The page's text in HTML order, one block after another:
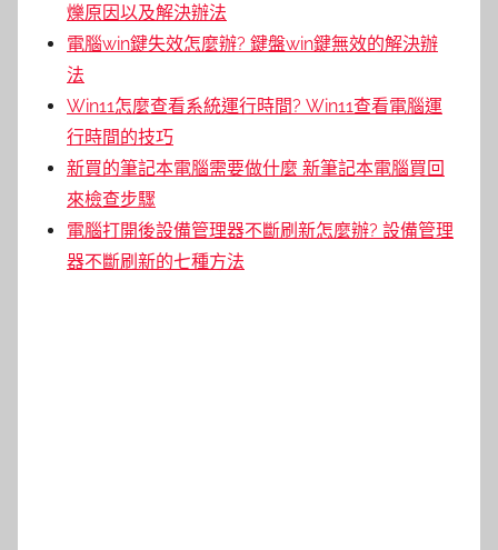
爍原因以及解決辦法
電腦win鍵失效怎麼辦? 鍵盤win鍵無效的解決辦
法
Win11怎麼查看系統運行時間? Win11查看電腦運
行時間的技巧
新買的筆記本電腦需要做什麼 新筆記本電腦買回
來檢查步驟
電腦打開後設備管理器不斷刷新怎麼辦? 設備管理
器不斷刷新的七種方法